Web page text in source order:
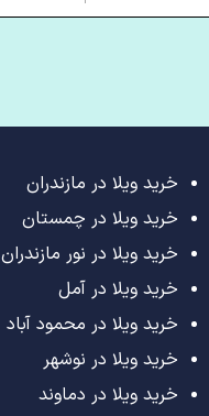
خرید ویلا در مازندران
خرید ویلا در چمستان
خرید ویلا در نور مازندران
خرید ویلا در آمل
خرید ویلا در محمود آباد
خرید ویلا در نوشهر
خرید ویلا در دماوند